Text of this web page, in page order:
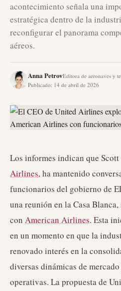
acontecimiento señala una
estratégica dentro de la
reconfigurar el panorama
aéreos.
Anna PetrovEditora de aeronaves y
Publicado: 14 de abril de 2026
Los informes indican que
Airlines, ha mantenido
funcionarios del gobierno de
una reunión en la Casa
con American Airlines. Esta
en un momento en que la
renovado interés en la
diversas dinámicas de
operativas. La propuesta de